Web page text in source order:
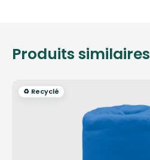
Produits similaires
♻️ Recyclé